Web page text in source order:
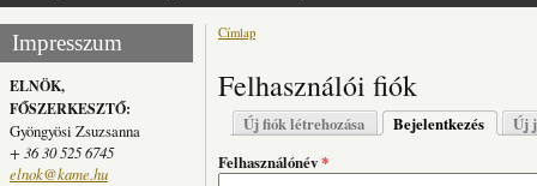
Impresszum
ELNÖK,
FŐSZERKESZTŐ:
Gyöngyösi Zsuzsanna
+ 36 30 525 6745
elnok@kame.hu
Jelenlegi hely
Címlap
Felhasználói fiók
Elsődleges fülek
Új fiók létrehozása Bejelentkezés (aktív
Új
Felhasználónév*